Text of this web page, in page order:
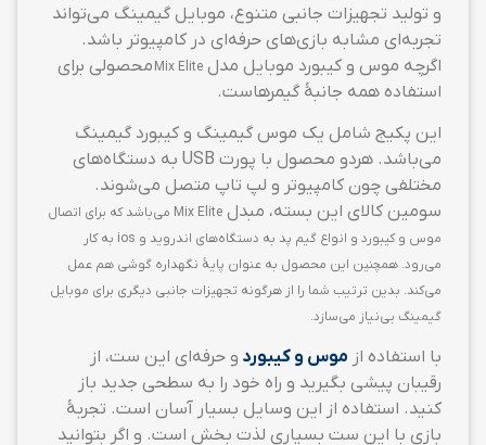
و تولید تجهیزات جانبی متنوع، موبایل گیمینگ می‌تواند
تجربه‌ای مشابه بازی‌های حرفه‌ای در کامپیوتر باشد.
اگرچه موس و کیبورد موبایل مدل Mix Eliteمحصولی برای
استفاده همه جانبهٔ گیمرهاست.
این پکیج شامل یک موس گیمینگ و کیبورد گیمینگ
می‌باشد. هردو محصول با پورت USB به دستگاه‌های
مختلفی چون کامپیوتر و لپ تاپ متصل می‌شوند.
سومین کالای این بسته، مبدل Mix Elite می‌باشد که برای اتصال
موس و کیبورد و انواع گیم پد به دستگاه‌های اندروید و ios به کار
می‌رود. همچنین این محصول به عنوان پایهٔ نگهداره گوشی هم عمل
می‌کند. بدین ترتیب شما را از هرگونه تجهیزات جانبی دیگری برای موبایل
گیمینگ بی‌نیاز می‌سازد.
با استفاده از موس و کیبورد و حرفه‌ای این ست، از
رقیبان پیشی بگیرید و راه خود را به سطحی جدید باز
کنید. استفاده از این وسایل بسیار آسان است. تجربهٔ
بازی با این ست بسیاری لذت بخش است. و اگر بتوانید